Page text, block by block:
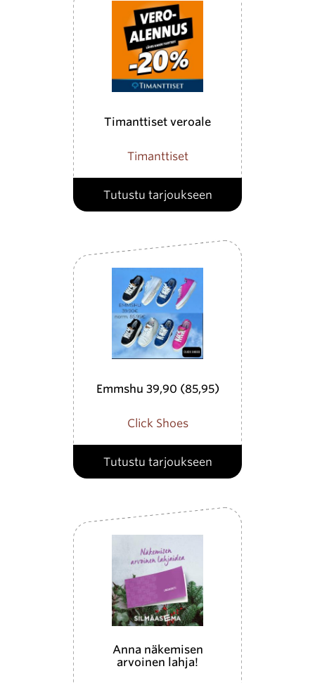
Timanttiset veroale
Timanttiset
Tutustu tarjoukseen
Emmshu 39,90 (85,95)
Click Shoes
Tutustu tarjoukseen
Anna näkemisen
arvoinen lahja!